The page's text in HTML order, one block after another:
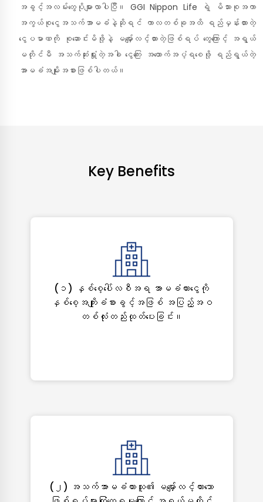
အခွင့်အလမ်းတွေပိုများလာပါပြီ။ GGI Nippon Life ရဲ့ မိသားစုအကာ
အကွယ်စုငွေအသက်အာမခံနဲ့ဆိုရင် ကာလတစ်ခုအထိ ရည်မှန်းထားတဲ့
ငွေပမာဏကို စုဆောင်းမိဖို့နဲ့ မမျှော်လင့်ထားတဲ့ဖြစ်ရပ် တွေကြောင့် အရွယ်
မတိုင်မီ အသက်ဆုံးရှုံးတဲ့အခါ ငွေကြေး အထောက်အပံ့ရစေဖို့ ရည်ရွယ်တဲ့
အာမခံအမျိုးအစားဖြစ်ပါတယ်။
Key Benefits
(၁) နှစ်စေ့ပေါ်လစီအရ အာမခံထားငွေကို
နှစ်စေ့အကျိုးခံစားခွင့်အဖြစ် အပြည့်အဝ
တစ်လုံးတည်းထုတ်ပေးခြင်း။
(၂) အသက်အာမခံထားသူ၏ မမျှော်လင့်ထားသော